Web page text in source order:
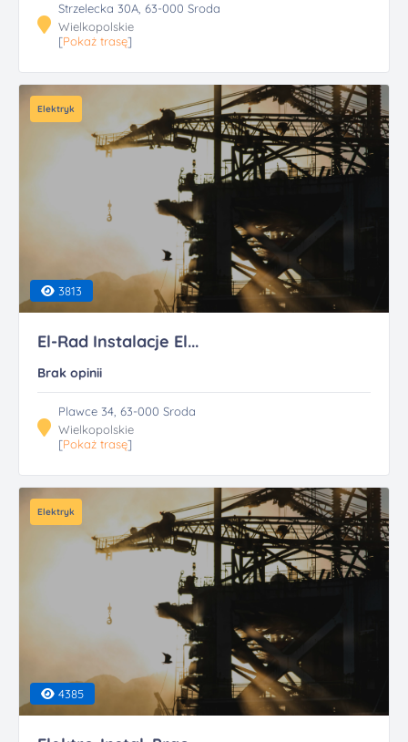
Strzelecka 30A, 63-000 Sroda
Wielkopolskie
[Pokaż trasę]
Elektryk
3813
El-Rad Instalacje El...
Brak opinii
Plawce 34, 63-000 Sroda
Wielkopolskie
[Pokaż trasę]
Elektryk
4385